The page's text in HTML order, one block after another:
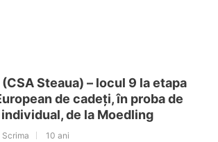
Steaua) – locul 9 la etapa
de cadeți, în proba de
de la Moedling
Scrima 10 ani